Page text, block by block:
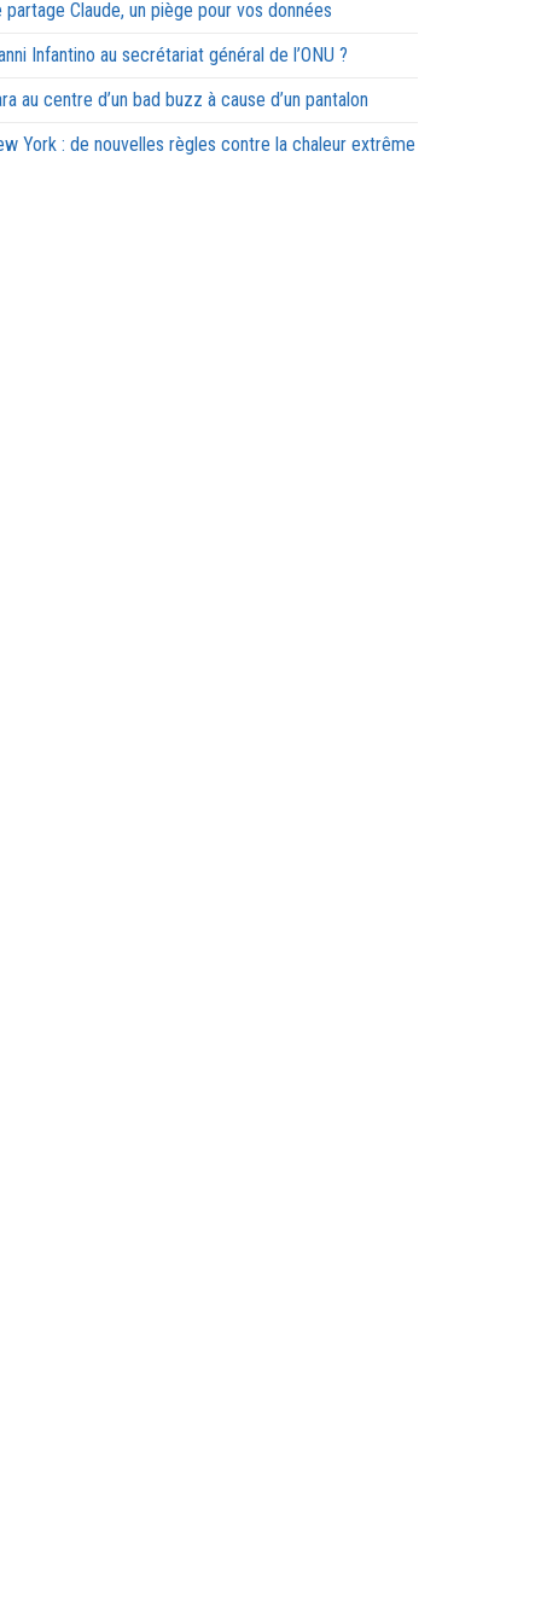
partage Claude, un piège pour vos données
Infantino au secrétariat général de l’ONU ?
au centre d’un bad buzz à cause d’un pantalon
York : de nouvelles règles contre la chaleur extrême